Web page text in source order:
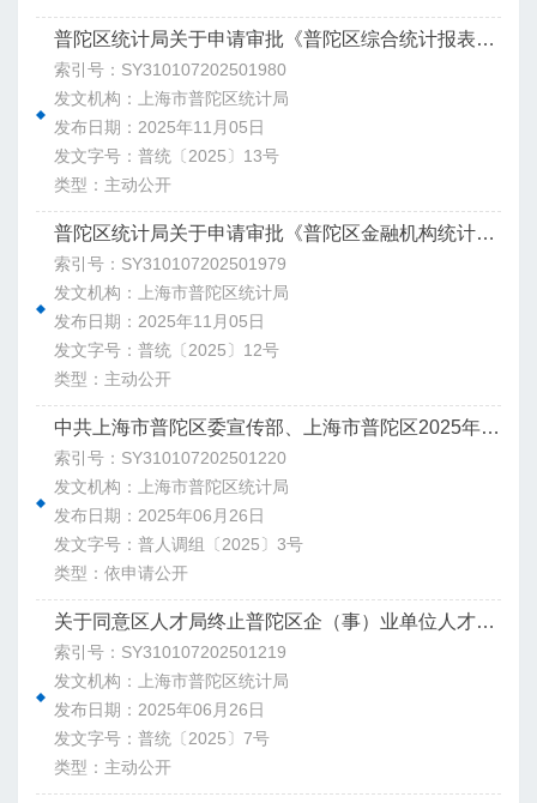
普陀区统计局关于申请审批《普陀区综合统计报表制度（2026年定期报表）》的请示
索引号：SY310107202501980
发文机构：上海市普陀区统计局
发布日期：2025年11月05日
发文字号：普统〔2025〕13号
类型：主动公开
普陀区统计局关于申请审批《普陀区金融机构统计报表制度（2026年定期报表）》的请示
索引号：SY310107202501979
发文机构：上海市普陀区统计局
发布日期：2025年11月05日
发文字号：普统〔2025〕12号
类型：主动公开
中共上海市普陀区委宣传部、上海市普陀区2025年全国1%人口抽样调查工作协调小组办公室关于印发《上海市普陀区2025年全国1%人口抽样调查宣传工作方案》的通知
索引号：SY310107202501220
发文机构：上海市普陀区统计局
发布日期：2025年06月26日
发文字号：普人调组〔2025〕3号
类型：依申请公开
关于同意区人才局终止普陀区企（事）业单位人才资源状况调查的复函
索引号：SY310107202501219
发文机构：上海市普陀区统计局
发布日期：2025年06月26日
发文字号：普统〔2025〕7号
类型：主动公开